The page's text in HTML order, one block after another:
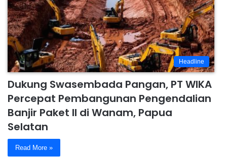
Headline
Dukung Swasembada Pangan, PT WIKA
Percepat Pembangunan Pengendalian
Banjir Paket II di Wanam, Papua
Selatan
Read More »